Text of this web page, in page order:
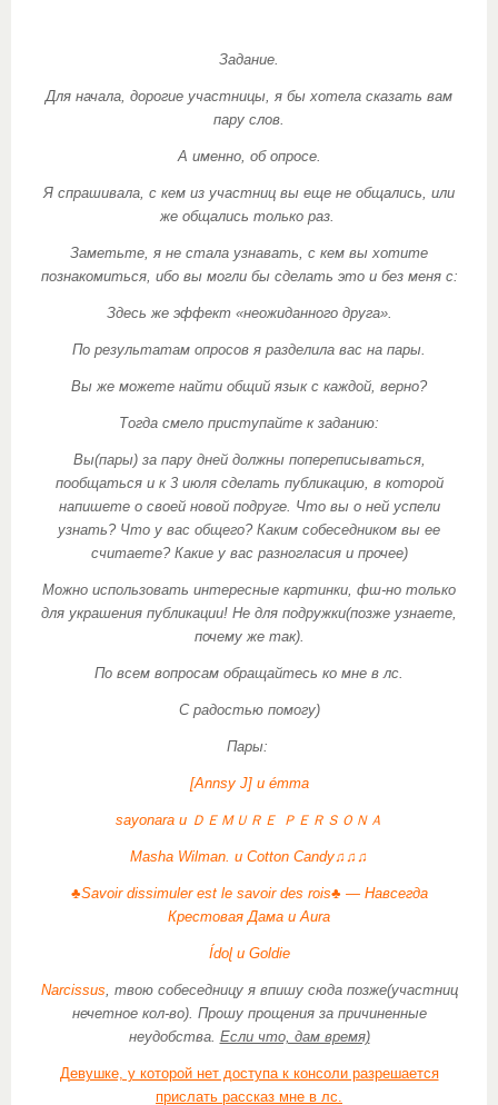
Задание.
Для начала, дорогие участницы, я бы хотела сказать вам
пару слов.
А именно, об опросе.
Я спрашивала, с кем из участниц вы еще не общались, или
же общались только раз.
Заметьте, я не стала узнавать, с кем вы хотите
познакомиться, ибо вы могли бы сделать это и без меня с:
Здесь же эффект «неожиданного друга».
По результатам опросов я разделила вас на пары.
Вы же можете найти общий язык с каждой, верно?
Тогда смело приступайте к заданию:
Вы(пары) за пару дней должны попереписываться,
пообщаться и к 3 июля сделать публикацию, в которой
напишете о своей новой подруге. Что вы о ней успели
узнать? Что у вас общего? Каким собеседником вы ее
считаете? Какие у вас разногласия и прочее)
Можно использовать интересные картинки, фш-но только
для украшения публикации! Не для подружки(позже узнаете,
почему же так).
По всем вопросам обращайтесь ко мне в лс.
С радостью помогу)
Пары:
[Аnnsy J] и émma
sayonara и ＤＥＭＵＲＥ ＰＥＲＳＯＮＡ
Masha Wilman. и Сotton Сandy♫♫♫
♣Savoir dissimuler est le savoir des rois♣ — Навсегда
Крестовая Дама и Aura
Ídoɭ и Goldie
Narcissus , твою собеседницу я впишу сюда позже(участниц
нечетное кол-во). Прошу прощения за причиненные
неудобства. Если что, дам время)
Девушке, у которой нет доступа к консоли разрешается
прислать рассказ мне в лс.